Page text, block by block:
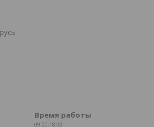
Время работы
09:00-18:00